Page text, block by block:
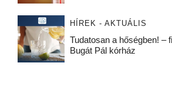
HÍREK - AKTUÁLIS
Tudatosan a hőségben! –
Bugát Pál kórház